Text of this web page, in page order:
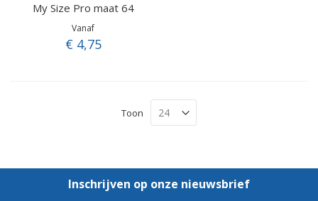
My Size Pro maat 64
Vanaf
€ 4,75
Toon
Inschrijven op onze nieuwsbrief